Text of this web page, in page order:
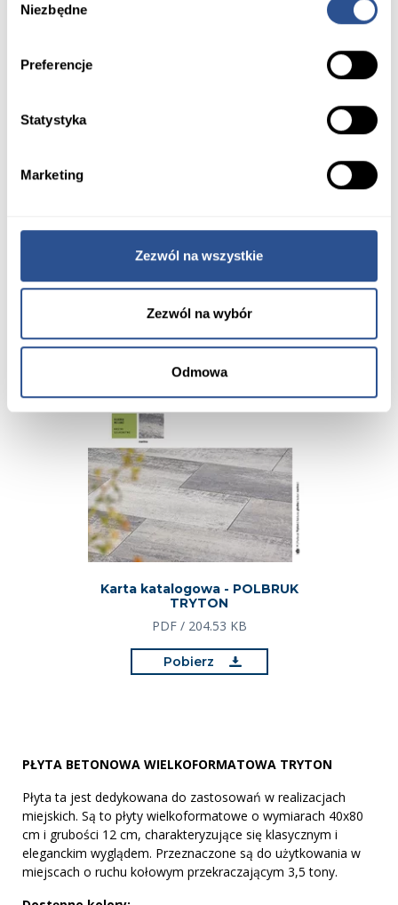
zgody
Niezbędne
Preferencje
Statystyka
Marketing
Zezwól na wszystkie
Zezwól na wybór
Odmowa
Stopień Dodaj do porównania
Karta katalogowa - POLBRUK
TRYTON
PDF / 204.53 KB
Pobierz
PŁYTA BETONOWA WIELKOFORMATOWA TRYTON
Płyta ta jest dedykowana do zastosowań w realizacjach
miejskich. Są to płyty wielkoformatowe o wymiarach 40x80
cm i grubości 12 cm, charakteryzujące się klasycznym i
eleganckim wyglądem. Przeznaczone są do użytkowania w
miejscach o ruchu kołowym przekraczającym 3,5 tony.